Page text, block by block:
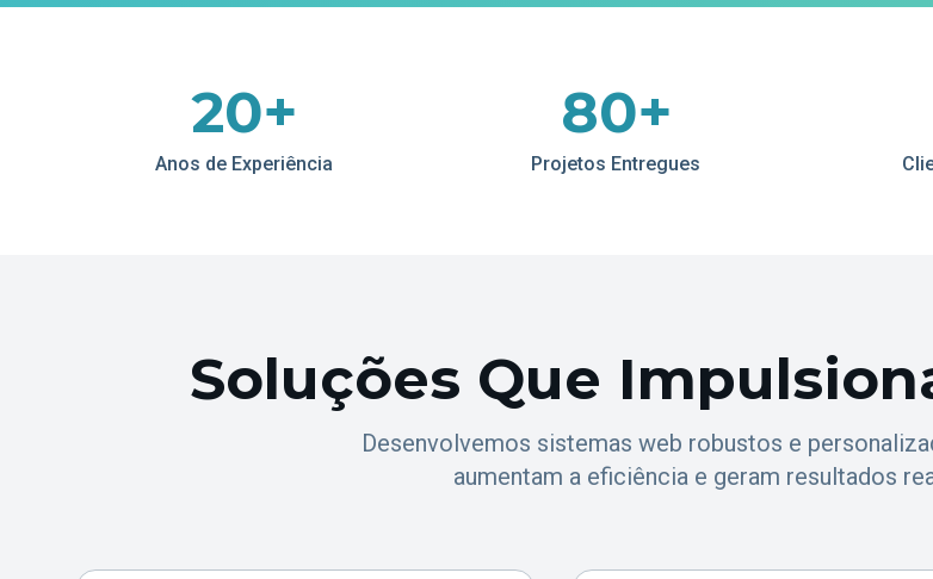
20+
Anos de Experiência
80+
Projetos Entregues
Soluções Que
Desenvolvemos sistemas web robustos e
aumentam a eficiência e geram resultados